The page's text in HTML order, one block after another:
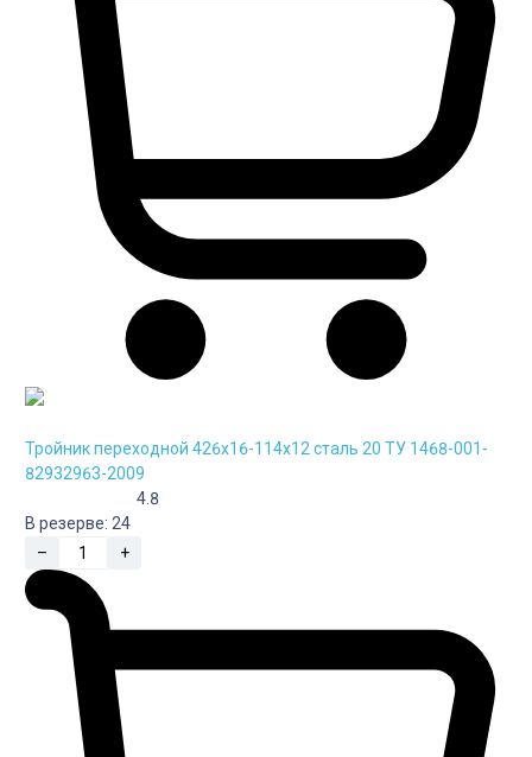
Тройник переходной 426х16-114х12 сталь 20 ТУ 1468-001-
82932963-2009
4.8
В резерве: 24
–
+